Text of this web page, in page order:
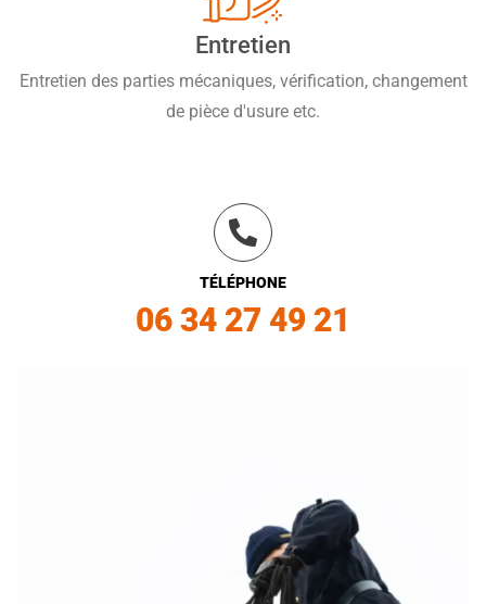
Entretien
Entretien des parties mécaniques, vérification, changement
de pièce d'usure etc.
TÉLÉPHONE
06 34 27 49 21